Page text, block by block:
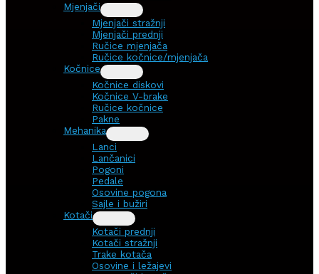
Mjenjači
Mjenjači stražnji
Mjenjači prednji
Ručice mjenjača
Ručice kočnice/mjenjača
Kočnice
Kočnice diskovi
Kočnice V-brake
Ručice kočnice
Pakne
Mehanika
Lanci
Lančanici
Pogoni
Pedale
Osovine pogona
Sajle i bužiri
Kotači
Kotači prednji
Kotači stražnji
Trake kotača
Osovine i ležajevi